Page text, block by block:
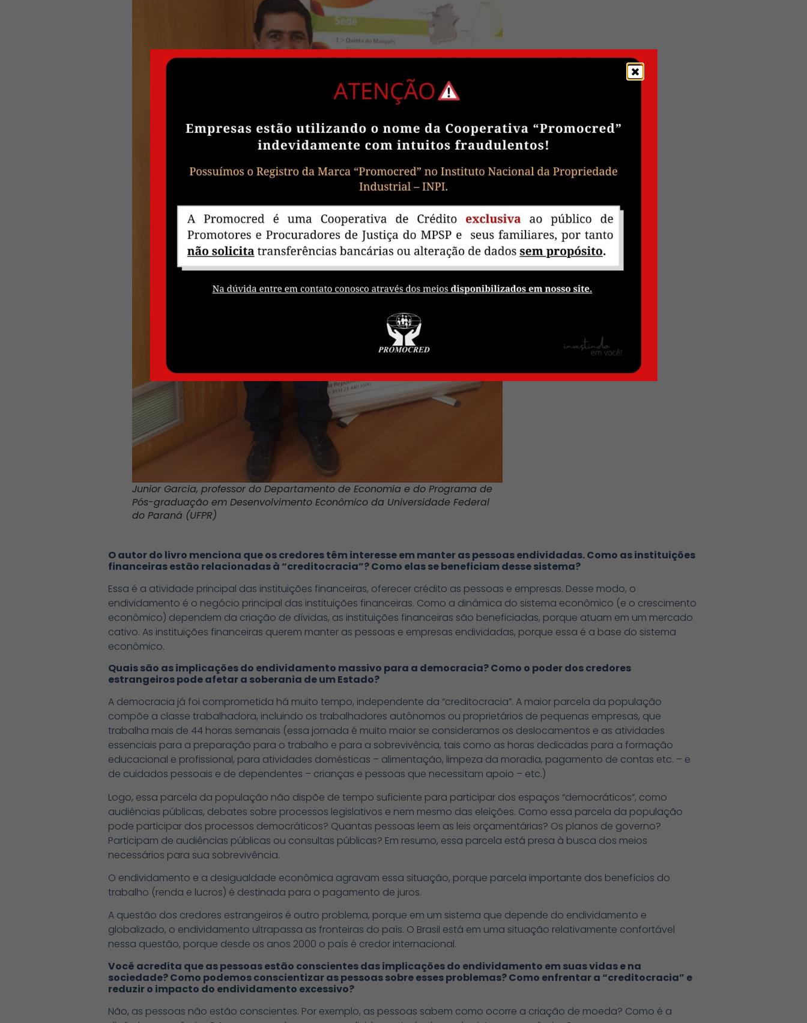
Junior Garcia, professor do Departamento de Economia e do Programa de
Pós-graduação em Desenvolvimento Econômico da Universidade Federal
do Paraná (UFPR)
O autor do livro menciona que os credores têm interesse em manter as pessoas endividadas. Como as instituições
financeiras estão relacionadas à “creditocracia”? Como elas se beneficiam desse sistema?
Essa é a atividade principal das instituições financeiras, oferecer crédito as pessoas e empresas. Desse modo, o
endividamento é o negócio principal das instituições financeiras. Como a dinâmica do sistema econômico (e o crescimento
econômico) dependem da criação de dívidas, as instituições financeiras são beneficiadas, porque atuam em um mercado
cativo. As instituições financeiras querem manter as pessoas e empresas endividadas, porque essa é a base do sistema
econômico.
Quais são as implicações do endividamento massivo para a democracia? Como o poder dos credores
estrangeiros pode afetar a soberania de um Estado?
A democracia já foi comprometida há muito tempo, independente da “creditocracia”. A maior parcela da população
compõe a classe trabalhadora, incluindo os trabalhadores autônomos ou proprietários de pequenas empresas, que
trabalha mais de 44 horas semanais (essa jornada é muito maior se consideramos os deslocamentos e as atividades
essenciais para a preparação para o trabalho e para a sobrevivência, tais como as horas dedicadas para a formação
educacional e profissional, para atividades domésticas – alimentação, limpeza da moradia, pagamento de contas etc. – e
de cuidados pessoais e de dependentes – crianças e pessoas que necessitam apoio – etc.)
Logo, essa parcela da população não dispõe de tempo suficiente para participar dos espaços “democráticos”, como
audiências públicas, debates sobre processos legislativos e nem mesmo das eleições. Como essa parcela da população
pode participar dos processos democráticos? Quantas pessoas leem as leis orçamentárias? Os planos de governo?
Participam de audiências públicas ou consultas públicas? Em resumo, essa parcela está presa à busca dos meios
necessários para sua sobrevivência.
O endividamento e a desigualdade econômica agravam essa situação, porque parcela importante dos benefícios do
trabalho (renda e lucros) é destinada para o pagamento de juros.
A questão dos credores estrangeiros é outro problema, porque em um sistema que depende do endividamento e
globalizado, o endividamento ultrapassa as fronteiras do país. O Brasil está em uma situação relativamente confortável
nessa questão, porque desde os anos 2000 o país é credor internacional.
Você acredita que as pessoas estão conscientes das implicações do endividamento em suas vidas e na
sociedade? Como podemos conscientizar as pessoas sobre esses problemas? Como enfrentar a “creditocracia” e
reduzir o impacto do endividamento excessivo?
Não, as pessoas não estão conscientes. Por exemplo, as pessoas sabem como ocorre a criação de moeda? Como é a